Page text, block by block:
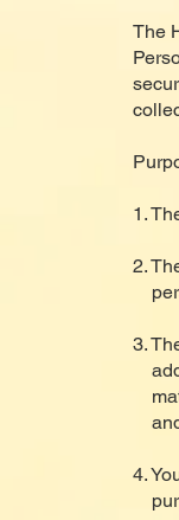
The
1.
2.
3.
4.